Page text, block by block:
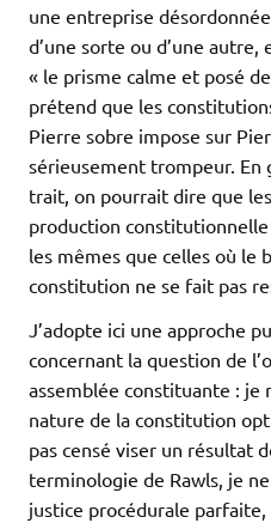
une entreprise
d’une sorte ou d’une
« le prisme calme et posé
prétend que les
Pierre sobre impose sur
sérieusement trompeur. En
trait, on pourrait dire que
production
les mêmes que celles où le
constitution ne se fait pas
J’adopte ici une approche
concernant la question de
assemblée constituante : je
nature de la constitution
pas censé viser un résultat
terminologie de Rawls, je
justice procédurale